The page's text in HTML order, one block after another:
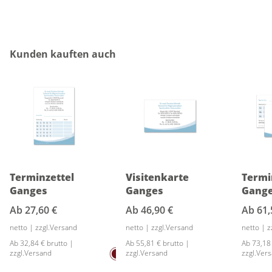
Produktgalerie überspringen
Kunden kauften auch
Terminzettel
Ganges
Ab 27,60 €
netto | zzgl.Versand
Ab 32,84 € brutto |
zzgl.Versand
Visitenkarte
Ganges
Ab46,90 €
netto | zzgl.Versand
Ab 55,81 € brutto |
zzgl.Versand
Ab
netto |
Ab